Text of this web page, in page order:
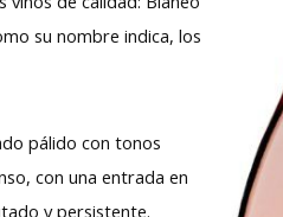
su nombre indica, los
pálido con tonos
con una entrada en
y persistente.